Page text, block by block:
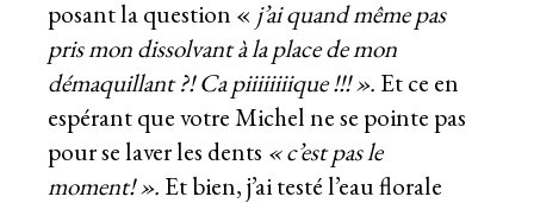
posant la question « j’ai quand même pas
pris mon dissolvant à la place de mon
démaquillant ?! Ca piiiiiiiique !!! ». Et ce en
espérant que votre Michel ne se pointe pas
pour se laver les dents « c’est pas le
moment! ». Et bien, j’ai testé l’eau florale